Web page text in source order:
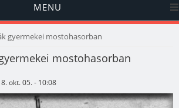
MENU
gyermekei mostohasorban
mostohasorban
okt. 05. - 10:08